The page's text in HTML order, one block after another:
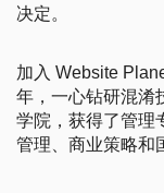
决定。
加入 Website
年，一心钻研混淆
学院，获得了管理
管理、商业策略和